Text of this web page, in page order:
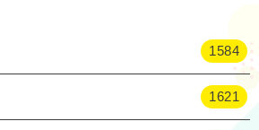
1584
1621